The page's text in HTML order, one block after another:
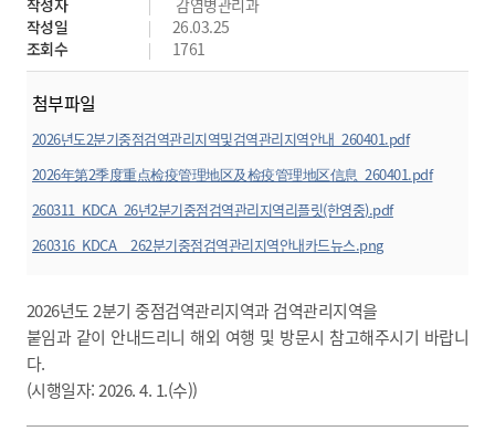
작성일
26.03.25
조회수
1761
첨부파일
2026년도2분기중점검역관리지역및검역관리지역안내_260401.pdf
미리보기
2026年第2季度重点检疫管理地区及检疫管理地区信息_260401.pdf
미리보기
260311_KDCA_26년2분기중점검역관리지역리플릿(한영중).pdf
미리보기
260316_KDCA__262분기중점검역관리지역안내카드뉴스.png
2026년도 2분기 중점검역관리지역과 검역관리지역을
붙임과 같이 안내드리니 해외 여행 및 방문시 참고해주시기 바랍니
다.
(시행일자: 2026. 4. 1.(수))